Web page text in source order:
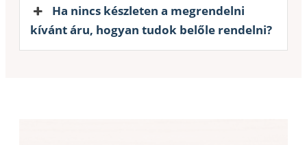
Ha nincs készleten a megrendelni
kívánt áru, hogyan tudok belőle rendelni?